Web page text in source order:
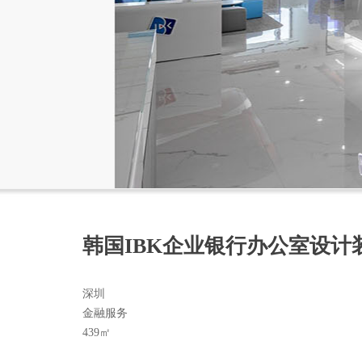
韩国IBK企业银行办公室设计
深圳
金融服务
439㎡